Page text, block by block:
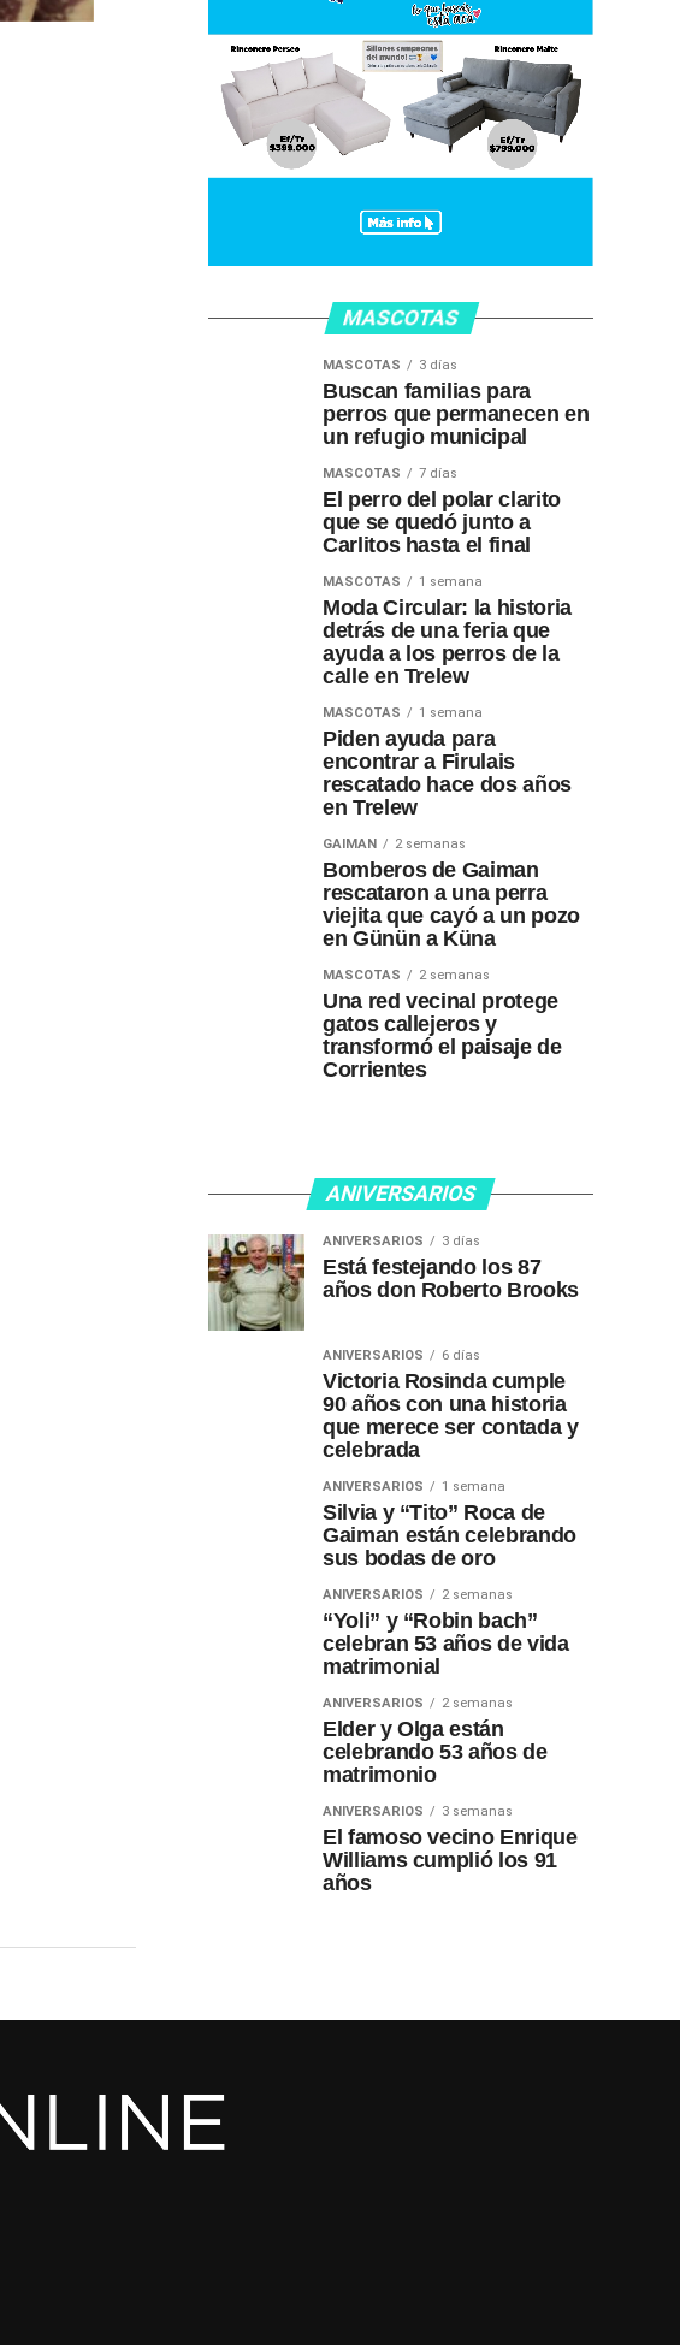
MASCOTAS
MASCOTAS 3 días
Buscan familias para
perros que permanecen en
un refugio municipal
MASCOTAS 7 días
El perro del polar clarito
que se quedó junto a
Carlitos hasta el final
MASCOTAS 1 semana
Moda Circular: la historia
detrás de una feria que
ayuda a los perros de la
calle en Trelew
MASCOTAS 1 semana
Piden ayuda para
encontrar a Firulais
rescatado hace dos años
en Trelew
GAIMAN 2 semanas
Bomberos de Gaiman
rescataron a una perra
viejita que cayó a un pozo
en Günün a Küna
MASCOTAS 2 semanas
Una red vecinal protege
gatos callejeros y
transformó el paisaje de
Corrientes
ANIVERSARIOS
ANIVERSARIOS 3 días
Está festejando los 87
años don Roberto Brooks
ANIVERSARIOS 6 días
Victoria Rosinda cumple
90 años con una historia
que merece ser contada y
celebrada
ANIVERSARIOS 1 semana
Silvia y “Tito” Roca de
Gaiman están celebrando
sus bodas de oro
ANIVERSARIOS 2 semanas
“Yoli” y “Robin bach”
celebran 53 años de vida
matrimonial
ANIVERSARIOS 2 semanas
Elder y Olga están
celebrando 53 años de
matrimonio
ANIVERSARIOS 3 semanas
El famoso vecino Enrique
Williams cumplió los 91
años